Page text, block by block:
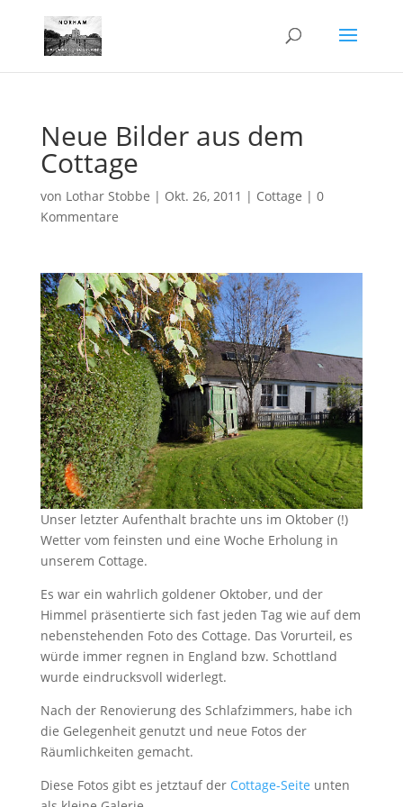
Neue Bilder aus dem
Cottage
von Lothar Stobbe | Okt. 26, 2011 | Cottage | 0
Kommentare
Unser letzter Aufenthalt brachte uns im Oktober (!)
Wetter vom feinsten und eine Woche Erholung in
unserem Cottage.
Es war ein wahrlich goldener Oktober, und der
Himmel präsentierte sich fast jeden Tag wie auf dem
nebenstehenden Foto des Cottage. Das Vorurteil, es
würde immer regnen in England bzw. Schottland
wurde eindrucksvoll widerlegt.
Nach der Renovierung des Schlafzimmers, habe ich
die Gelegenheit genutzt und neue Fotos der
Räumlichkeiten gemacht.
Diese Fotos gibt es jetztauf der Cottage-Seite unten